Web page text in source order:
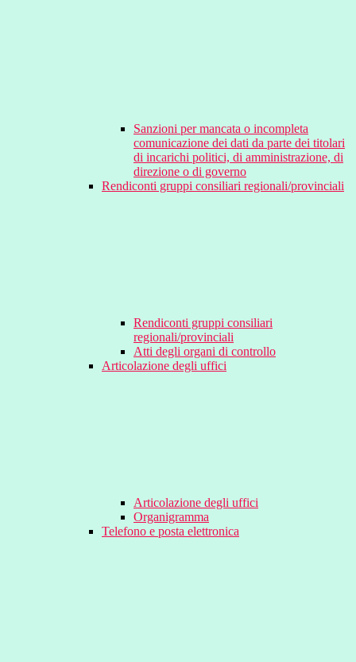
Sanzioni per mancata o incompleta
comunicazione dei dati da parte dei titolari
di incarichi politici, di amministrazione, di
direzione o di governo
Rendiconti gruppi consiliari regionali/provinciali
Rendiconti gruppi consiliari
regionali/provinciali
Atti degli organi di controllo
Articolazione degli uffici
Articolazione degli uffici
Organigramma
Telefono e posta elettronica